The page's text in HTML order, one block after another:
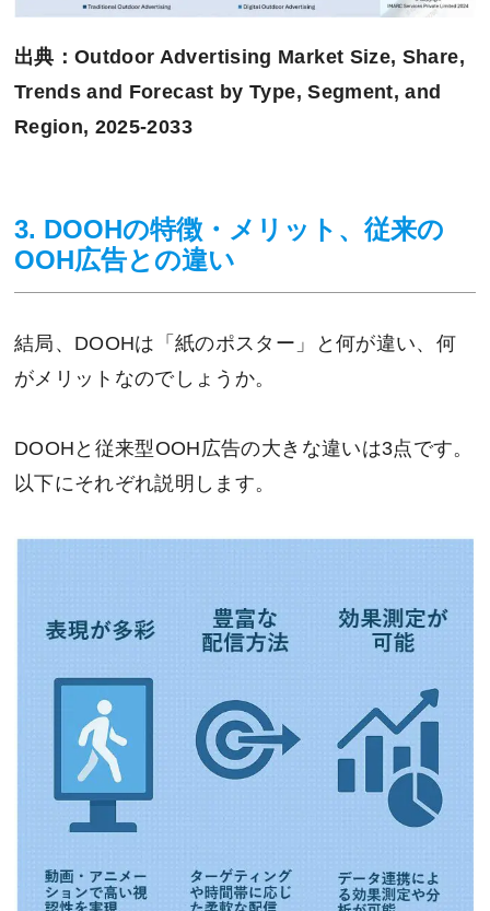
出典：Outdoor Advertising Market Size, Share,
Trends and Forecast by Type, Segment, and
Region, 2025-2033
3. DOOHの特徴・メリット、従来の
OOH広告との違い
結局、DOOHは「紙のポスター」と何が違い、何
がメリットなのでしょうか。
DOOHと従来型OOH広告の大きな違いは3点です。
以下にそれぞれ説明します。